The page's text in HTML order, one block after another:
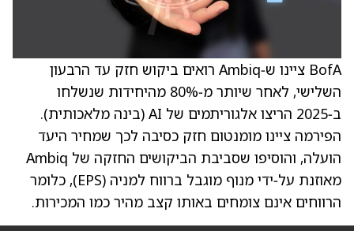
BofA ציינו ש‑Ambiq רואים ביקוש חזק עד הרבעון
השלישי, לאחר שיותר מ‑80% מהיחידות שנשלחו
ב‑2025 הריצו אלגוריתמים של AI (בינה מלאכותית).
הפירמה ציינו מומנטום חזק כסיבה לכך שמחיר היעד
הועלה, והוסיפו שסביבת הביקושים החזקה של Ambiq
מאוזנת על‑ידי מנוף מוגבל ברווח למניה (EPS), כלומר
הרווחים אינם צומחים באותו קצב מהיר כמו המכירות.